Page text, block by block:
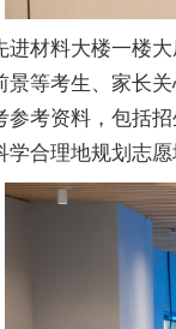
进材料大楼一楼
景等考生、家长
参考资料，包括
合理地规划志愿